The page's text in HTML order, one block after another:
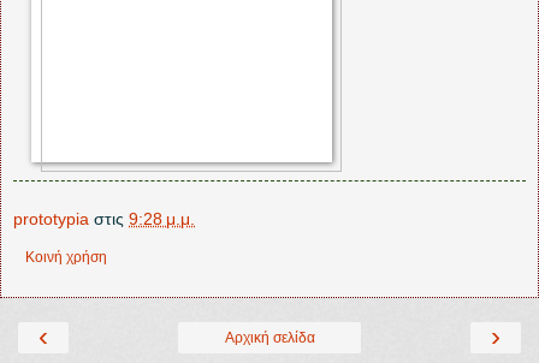
prototypia στις 9:28 μ.μ.
Κοινή χρήση
‹ ›
Αρχική σελίδα